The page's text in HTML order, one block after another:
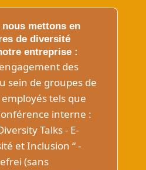
mettons en
de diversité
entreprise :
des
sein de groupes de
tels que
interne :
Talks - E-
et Inclusion “ -
(sans